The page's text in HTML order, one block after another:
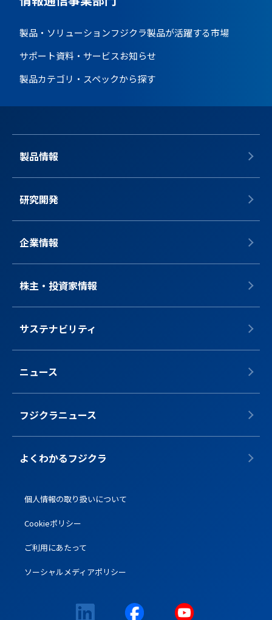
製品・ソリューションフジクラ製品が活躍する市場
サポート資料・サービスお知らせ
製品カテゴリ・スペックから探す
製品情報
研究開発
企業情報
株主・投資家情報
サステナビリティ
ニュース
フジクラニュース
よくわかるフジクラ
個人情報の取り扱いについて
Cookieポリシー
ご利用にあたって
ソーシャルメディアポリシー